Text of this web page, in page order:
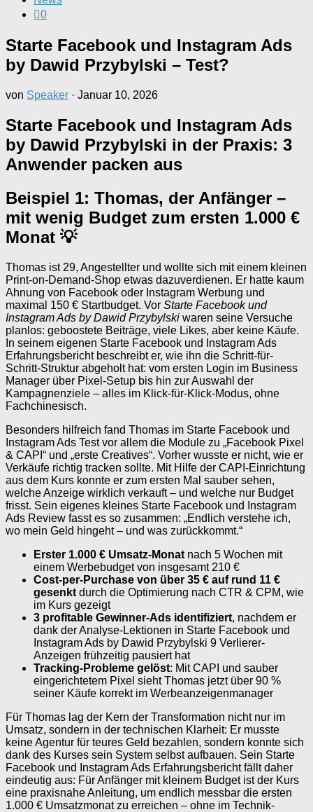
0
Starte Facebook und Instagram Ads
by Dawid Przybylski – Test?
von Speaker · Januar 10, 2026
Starte Facebook und Instagram Ads
by Dawid Przybylski in der Praxis: 3
Anwender packen aus
Beispiel 1: Thomas, der Anfänger –
mit wenig Budget zum ersten 1.000 €
Monat 💡
Thomas ist 29, Angestellter und wollte sich mit einem kleinen
Print‑on‑Demand-Shop etwas dazuverdienen. Er hatte kaum
Ahnung von Facebook oder Instagram Werbung und
maximal 150 € Startbudget. Vor Starte Facebook und
Instagram Ads by Dawid Przybylski waren seine Versuche
planlos: geboostete Beiträge, viele Likes, aber keine Käufe.
In seinem eigenen Starte Facebook und Instagram Ads
Erfahrungsbericht beschreibt er, wie ihn die Schritt-für-
Schritt-Struktur abgeholt hat: vom ersten Login im Business
Manager über Pixel-Setup bis hin zur Auswahl der
Kampagnenziele – alles im Klick‑für‑Klick‑Modus, ohne
Fachchinesisch.
Besonders hilfreich fand Thomas im Starte Facebook und
Instagram Ads Test vor allem die Module zu „Facebook Pixel
& CAPI“ und „erste Creatives“. Vorher wusste er nicht, wie er
Verkäufe richtig tracken sollte. Mit Hilfe der CAPI-Einrichtung
aus dem Kurs konnte er zum ersten Mal sauber sehen,
welche Anzeige wirklich verkauft – und welche nur Budget
frisst. Sein eigenes kleines Starte Facebook und Instagram
Ads Review fasst es so zusammen: „Endlich verstehe ich,
wo mein Geld hingeht – und was zurückkommt.“
Erster 1.000 € Umsatz-Monat nach 5 Wochen mit
einem Werbebudget von insgesamt 210 €
Cost-per-Purchase von über 35 € auf rund 11 €
gesenkt durch die Optimierung nach CTR & CPM, wie
im Kurs gezeigt
3 profitable Gewinner‑Ads identifiziert, nachdem er
dank der Analyse-Lektionen in Starte Facebook und
Instagram Ads by Dawid Przybylski 9 Verlierer-
Anzeigen frühzeitig pausiert hat
Tracking-Probleme gelöst: Mit CAPI und sauber
eingerichtetem Pixel sieht Thomas jetzt über 90 %
seiner Käufe korrekt im Werbeanzeigenmanager
Für Thomas lag der Kern der Transformation nicht nur im
Umsatz, sondern in der technischen Klarheit: Er musste
keine Agentur für teures Geld bezahlen, sondern konnte sich
dank des Kurses sein System selbst aufbauen. Sein Starte
Facebook und Instagram Ads Erfahrungsbericht fällt daher
eindeutig aus: Für Anfänger mit kleinem Budget ist der Kurs
eine praxisnahe Anleitung, um endlich messbar die ersten
1.000 € Umsatzmonat zu erreichen – ohne im Technik-